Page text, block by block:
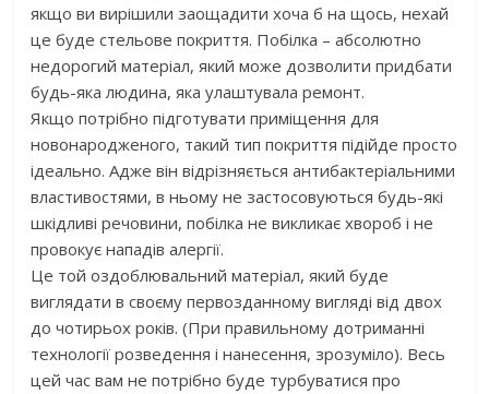
якщо ви вирішили заощадити хоча б на щось, нехай
це буде стельове покриття. Побілка – абсолютно
недорогий матеріал, який може дозволити придбати
будь-яка людина, яка улаштувала ремонт.
Якщо потрібно підготувати приміщення для
новонародженого, такий тип покриття підійде просто
ідеально. Адже він відрізняється антибактеріальними
властивостями, в ньому не застосовуються будь-які
шкідливі речовини, побілка не викликає хвороб і не
провокує нападів алергії.
Це той оздоблювальний матеріал, який буде
виглядати в своєму первозданному вигляді від двох
до чотирьох років. (При правильному дотриманні
технології розведення і нанесення, зрозуміло). Весь
цей час вам не потрібно буде турбуватися про